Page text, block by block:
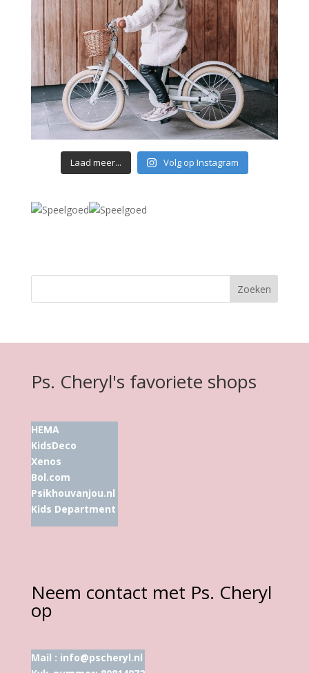
Laad meer... Volg op Instagram
Ps. Cheryl's favoriete shops
HEMA
KidsDeco
Xenos
Bol.com
Psikhouvanjou.nl
Kids Department
Neem contact met Ps. Cheryl
op
Mail : info@pscheryl.nl